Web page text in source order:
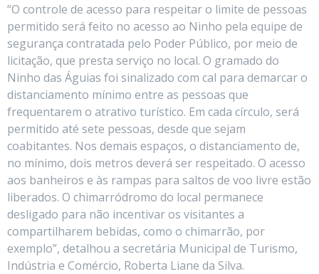
“O controle de acesso para respeitar o limite de pessoas
permitido será feito no acesso ao Ninho pela equipe de
segurança contratada pelo Poder Público, por meio de
licitação, que presta serviço no local. O gramado do
Ninho das Águias foi sinalizado com cal para demarcar o
distanciamento mínimo entre as pessoas que
frequentarem o atrativo turístico. Em cada círculo, será
permitido até sete pessoas, desde que sejam
coabitantes. Nos demais espaços, o distanciamento de,
no mínimo, dois metros deverá ser respeitado. O acesso
aos banheiros e às rampas para saltos de voo livre estão
liberados. O chimarródromo do local permanece
desligado para não incentivar os visitantes a
compartilharem bebidas, como o chimarrão, por
exemplo”, detalhou a secretária Municipal de Turismo,
Indústria e Comércio, Roberta Liane da Silva.